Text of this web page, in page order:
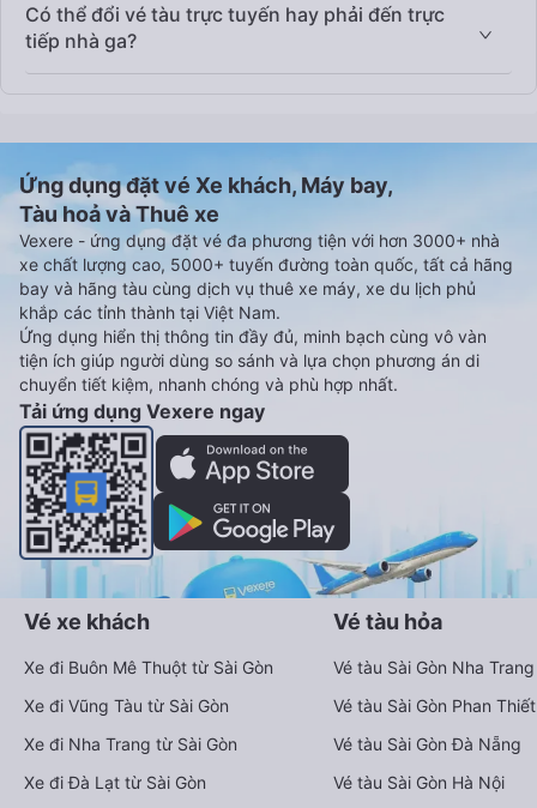
Có thể đổi vé tàu trực tuyến hay phải đến trực
tiếp nhà ga?
Ứng dụng đặt vé Xe khách, Máy bay,
Tàu hoả và Thuê xe
Vexere - ứng dụng đặt vé đa phương tiện với hơn 3000+ nhà
xe chất lượng cao, 5000+ tuyến đường toàn quốc, tất cả hãng
bay và hãng tàu cùng dịch vụ thuê xe máy, xe du lịch phủ
khắp các tỉnh thành tại Việt Nam.
Ứng dụng hiển thị thông tin đầy đủ, minh bạch cùng vô vàn
tiện ích giúp người dùng so sánh và lựa chọn phương án di
chuyển tiết kiệm, nhanh chóng và phù hợp nhất.
Tải ứng dụng Vexere ngay
Vé xe khách
Xe đi Buôn Mê Thuột từ Sài Gòn
Xe đi Vũng Tàu từ Sài Gòn
Xe đi Nha Trang từ Sài Gòn
Xe đi Đà Lạt từ Sài Gòn
Vé tàu hỏa
Vé tàu Sài Gòn Nha Trang
Vé tàu Sài Gòn Phan Thiết
Vé tàu Sài Gòn Đà Nẵng
Vé tàu Sài Gòn Hà Nội